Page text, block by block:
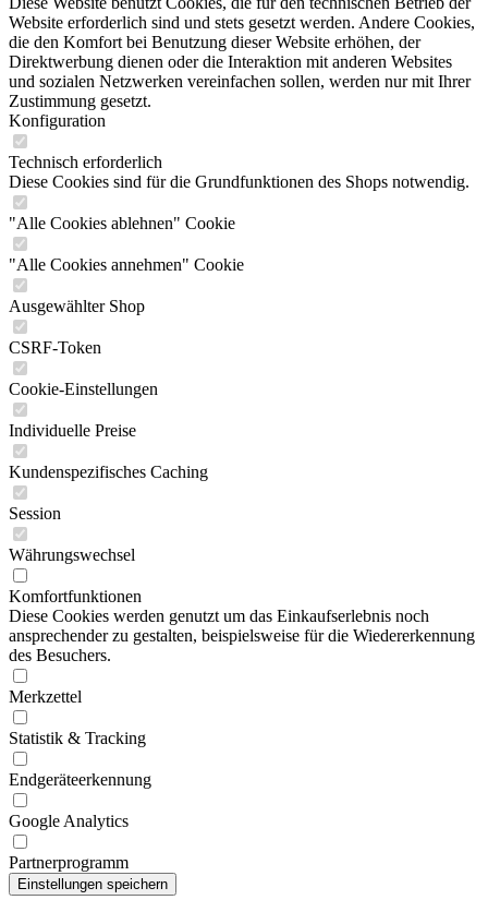
Website erforderlich sind und stets gesetzt werden. Andere Cookies,
die den Komfort bei Benutzung dieser Website erhöhen, der
Direktwerbung dienen oder die Interaktion mit anderen Websites
und sozialen Netzwerken vereinfachen sollen, werden nur mit Ihrer
Zustimmung gesetzt.
Konfiguration
Technisch erforderlich
Diese Cookies sind für die Grundfunktionen des Shops notwendig.
"Alle Cookies ablehnen" Cookie
"Alle Cookies annehmen" Cookie
Ausgewählter Shop
CSRF-Token
Cookie-Einstellungen
Individuelle Preise
Kundenspezifisches Caching
Session
Währungswechsel
Komfortfunktionen
Diese Cookies werden genutzt um das Einkaufserlebnis noch
ansprechender zu gestalten, beispielsweise für die Wiedererkennung
des Besuchers.
Merkzettel
Statistik & Tracking
Endgeräteerkennung
Google Analytics
Partnerprogramm